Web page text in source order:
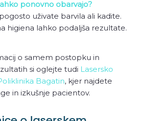
ponovno obarvajo?
uživate barvila ali kadite.
higiena lahko podaljša rezultate.
o samem postopku in
si oglejte tudi Lasersko
Bagatin, kjer najdete
in izkušnje pacientov.